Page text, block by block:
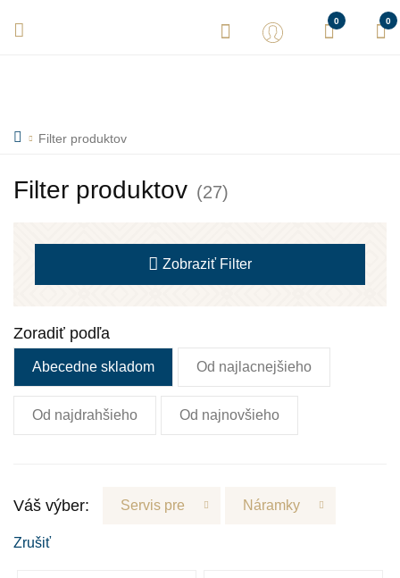
0 0
Filter produktov
Filter produktov (27)
Zobraziť Filter
Zoradiť podľa
Abecedne skladom Od najlacnejšieho
Od najdrahšieho Od najnovšieho
Váš výber: Servis pre Náramky
Zrušiť